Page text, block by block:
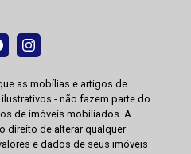
as mobílias e artigos de
- não fazem parte do
de imóveis mobiliados. A
direito de alterar qualquer
e dados de seus imóveis